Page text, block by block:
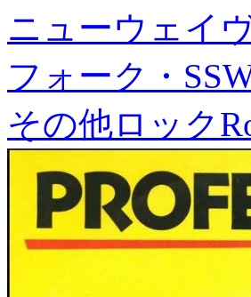
ニューウェイ
フォーク・
その他ロック